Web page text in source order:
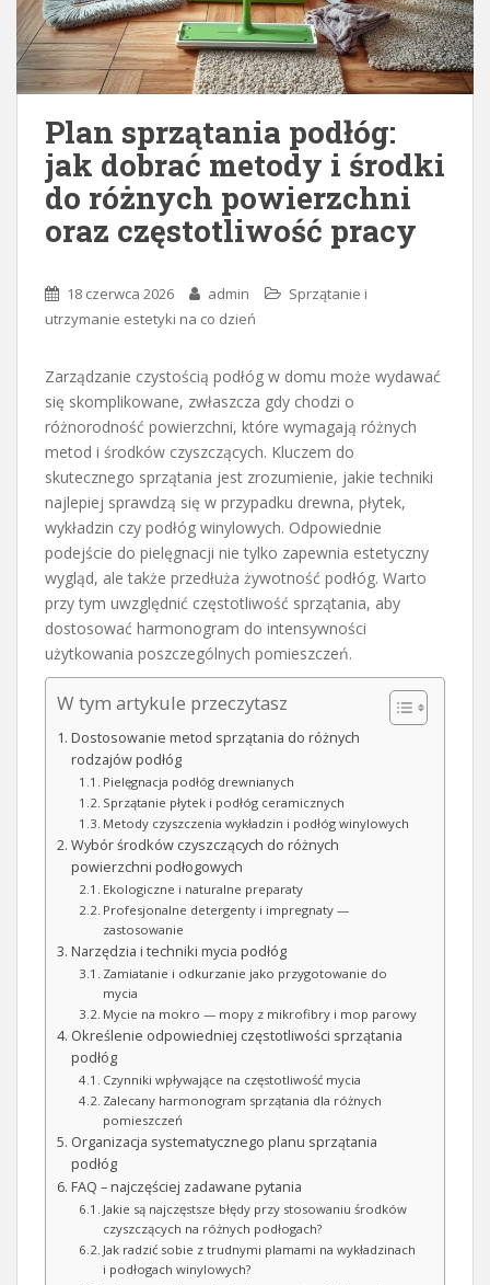
Plan sprzątania podłóg:
jak dobrać metody i środki
do różnych powierzchni
oraz częstotliwość pracy
18 czerwca 2026 admin
Sprzątanie i
utrzymanie estetyki na co dzień
Zarządzanie czystością podłóg w domu może wydawać
się skomplikowane, zwłaszcza gdy chodzi o
różnorodność powierzchni, które wymagają różnych
metod i środków czyszczących. Kluczem do
skutecznego sprzątania jest zrozumienie, jakie techniki
najlepiej sprawdzą się w przypadku drewna, płytek,
wykładzin czy podłóg winylowych. Odpowiednie
podejście do pielęgnacji nie tylko zapewnia estetyczny
wygląd, ale także przedłuża żywotność podłóg. Warto
przy tym uwzględnić częstotliwość sprzątania, aby
dostosować harmonogram do intensywności
użytkowania poszczególnych pomieszczeń.
W tym artykule przeczytasz
Dostosowanie metod sprzątania do różnych
rodzajów podłóg
Pielęgnacja podłóg drewnianych
Sprzątanie płytek i podłóg ceramicznych
Metody czyszczenia wykładzin i podłóg winylowych
Wybór środków czyszczących do różnych
powierzchni podłogowych
Ekologiczne i naturalne preparaty
Profesjonalne detergenty i impregnaty —
zastosowanie
Narzędzia i techniki mycia podłóg
Zamiatanie i odkurzanie jako przygotowanie do
mycia
Mycie na mokro — mopy z mikrofibry i mop parowy
Określenie odpowiedniej częstotliwości sprzątania
podłóg
Czynniki wpływające na częstotliwość mycia
Zalecany harmonogram sprzątania dla różnych
pomieszczeń
Organizacja systematycznego planu sprzątania
podłóg
FAQ – najczęściej zadawane pytania
Jakie są najczęstsze błędy przy stosowaniu środków
czyszczących na różnych podłogach?
Jak radzić sobie z trudnymi plamami na wykładzinach
i podłogach winylowych?